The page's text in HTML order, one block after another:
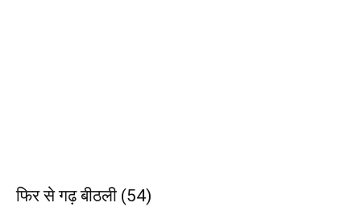
फिर से गढ़ बीठली (54)